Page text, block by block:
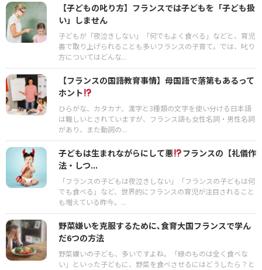
【子どもの叱り方】フランスでは子どもを「子ども扱
い」しません
子どもが「夜泣きしない」「何でもよく食べる」などと、育児
書で取り上げられることも多いフランスの子育て。では、叱り
方についてはどんな...
【フランスの国語教育事情】母国語で落第もあるって
ホント
ひらがな、カタカナ、漢字と3種類の文字を使い分ける日本語
は難しいとされていますが、フランス語も女性名詞・男性名詞
があり、また動詞の...
子どもは生まれながらにして悪
フランスの【礼儀作
法・しつ...
「フランスの子どもは夜泣きしない」「フランスの子どもは何
でも食べる」など、世界的にフランスの育児が注目されること
も増えている昨今。...
野菜嫌いを克服するために､食育大国フランスで学ん
だ6つの方法
野菜嫌いの子ども、多いですよね。「緑のものは全く食べな
い」といった子どもに、野菜を食べさせるにはどうしたら？と